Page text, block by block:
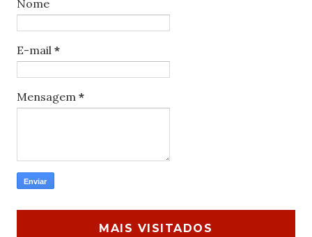
Nome
E-mail *
Mensagem *
MAIS VISITADOS